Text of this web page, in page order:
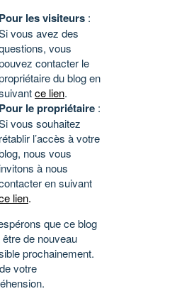
Pour les visiteurs :
vous avez des
vous
contacter le
du blog en
ce lien.
Pour le propriétaire :
vous souhaitez
rétablir l’accès à votre
nous vous
à nous
en suivant
lien.
que ce blog
de nouveau
prochainement.
votre